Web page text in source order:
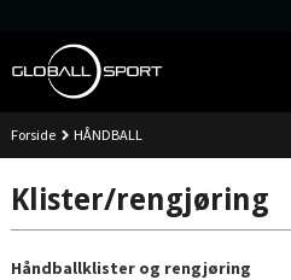
innholdet
Forside HÅNDBALL
Klister/rengjøring
Håndballklister og rengjøring